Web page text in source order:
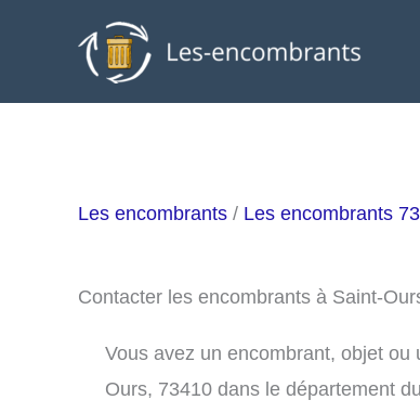
Les encombrants / Les encombrants
Contacter les encombrants à Saint-
Vous avez un encombrant, objet ou
Ours, 73410 dans le département